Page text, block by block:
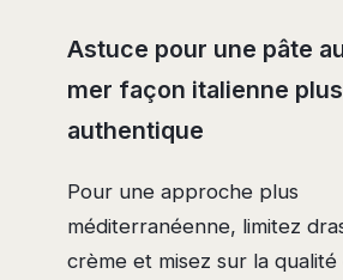
Astuce pour une pâte
mer façon italienne plus
authentique
Pour une approche plus
méditerranéenne, limitez
crème et misez sur la qualité